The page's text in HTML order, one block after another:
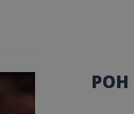
ΡΟΗ